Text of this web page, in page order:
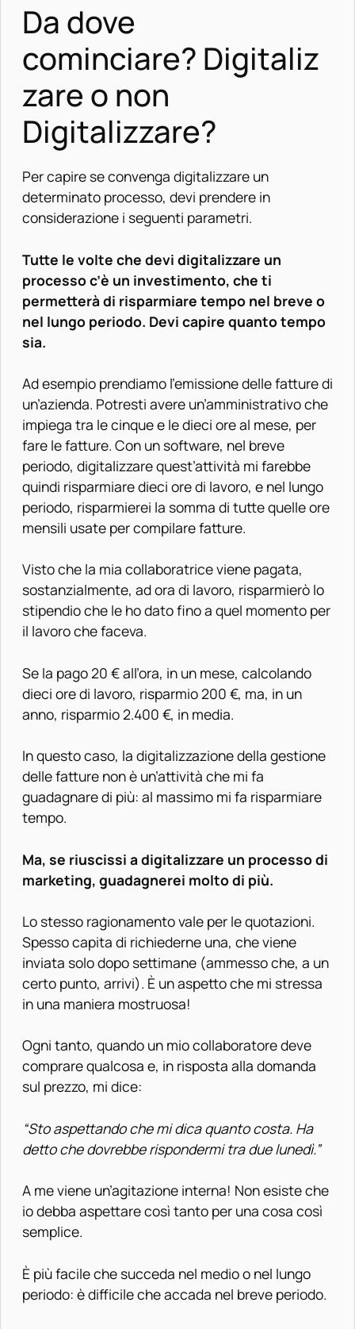
Da dove
cominciare? Digitaliz
zare o non
Digitalizzare?
Per capire se convenga digitalizzare un
determinato processo, devi prendere in
considerazione i seguenti parametri.
Tutte le volte che devi digitalizzare un
processo c’è un investimento, che ti
permetterà di risparmiare tempo nel breve o
nel lungo periodo. Devi capire quanto tempo
sia.
Ad esempio prendiamo l’emissione delle fatture di
un’azienda. Potresti avere un’amministrativo che
impiega tra le cinque e le dieci ore al mese, per
fare le fatture. Con un software, nel breve
periodo, digitalizzare quest’attività mi farebbe
quindi risparmiare dieci ore di lavoro, e nel lungo
periodo, risparmierei la somma di tutte quelle ore
mensili usate per compilare fatture.
Visto che la mia collaboratrice viene pagata,
sostanzialmente, ad ora di lavoro, risparmierò lo
stipendio che le ho dato fino a quel momento per
il lavoro che faceva.
Se la pago 20 € all’ora, in un mese, calcolando
dieci ore di lavoro, risparmio 200 €, ma, in un
anno, risparmio 2.400 €, in media.
In questo caso, la digitalizzazione della gestione
delle fatture non è un’attività che mi fa
guadagnare di più: al massimo mi fa risparmiare
tempo.
Ma, se riuscissi a digitalizzare un processo di
marketing, guadagnerei molto di più.
Lo stesso ragionamento vale per le quotazioni.
Spesso capita di richiederne una, che viene
inviata solo dopo settimane (ammesso che, a un
certo punto, arrivi). È un aspetto che mi stressa
in una maniera mostruosa!
Ogni tanto, quando un mio collaboratore deve
comprare qualcosa e, in risposta alla domanda
sul prezzo, mi dice:
“Sto aspettando che mi dica quanto costa. Ha
detto che dovrebbe rispondermi tra due lunedì.”
A me viene un’agitazione interna! Non esiste che
io debba aspettare così tanto per una cosa così
semplice.
È più facile che succeda nel medio o nel lungo
periodo: è difficile che accada nel breve periodo.